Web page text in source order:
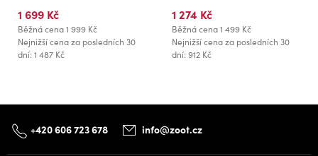
1 699 Kč
Běžná cena1 999 Kč
Nejnižší cena za posledních 30
dní: 1 487 Kč
1 274 Kč
Běžná cena1 499 Kč
Nejnižší cena za posledních 30
dní: 912 Kč
+420 606 723 678 info@zoot.cz